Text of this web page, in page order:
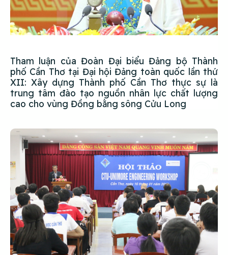
Tham luận của Đoàn Đại biểu Đảng bộ Thành
phố Cần Thơ tại Đại hội Đảng toàn quốc lần thứ
XII: Xây dựng Thành phố Cần Thơ thực sự là
trung tâm đào tạo nguồn nhân lực chất lượng
cao cho vùng Đồng bằng sông Cửu Long